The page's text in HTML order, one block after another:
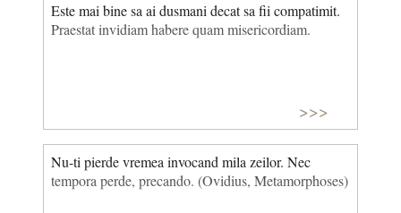
Este mai bine sa ai dusmani decat sa fii compatimit.
Praestat invidiam habere quam misericordiam.
>>>
Nu-ti pierde vremea invocand mila zeilor. Nec
tempora perde, precando. (Ovidius, Metamorphoses)